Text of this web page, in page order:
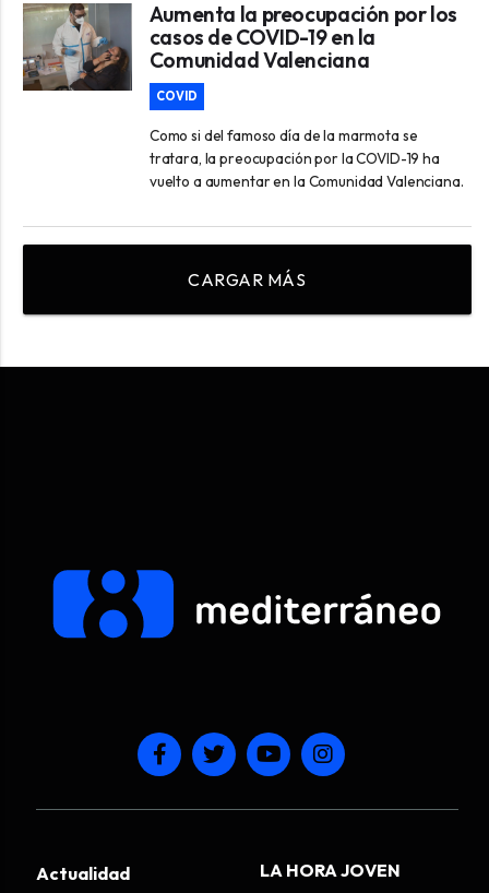
Aumenta la preocupación por los
casos de COVID-19 en la
Comunidad Valenciana
COVID
Como si del famoso día de la marmota se
tratara, la preocupación por la COVID-19 ha
vuelto a aumentar en la Comunidad Valenciana.
CARGAR MÁS
Actualidad
LA HORA JOVEN